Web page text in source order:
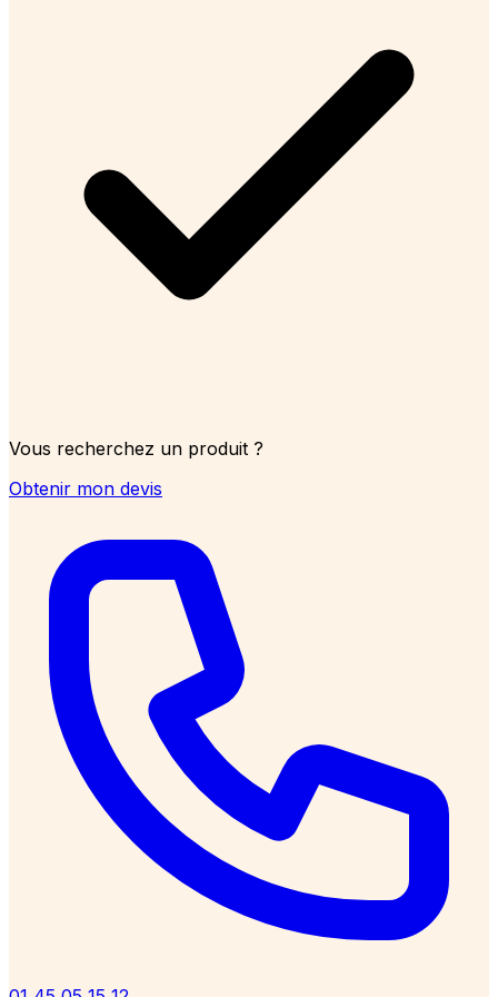
Vous recherchez un produit ?
Obtenir mon devis